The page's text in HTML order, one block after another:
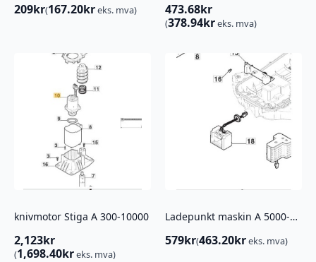
209kr(167.20kreks. mva) 473.68kr
(378.94kreks. mva)
knivmotor Stiga A 300-10000
2,123kr
(1,698.40kreks. mva)
Ladepunkt maskin A 5000-10000
579kr(463.20kreks. mva)